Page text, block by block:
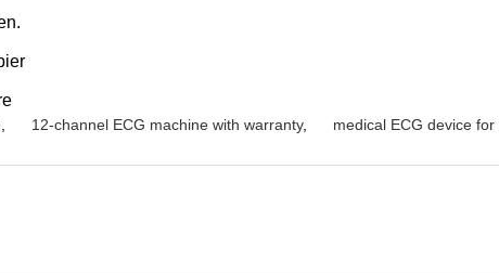
12-channel ECG machine with warranty, medical ECG device for